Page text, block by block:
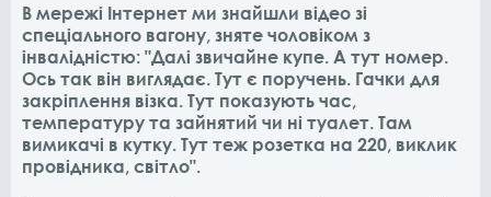
В мережі Інтернет ми знайшли відео зі
спеціального вагону, зняте чоловіком з
інвалідністю: "Далі звичайне купе. А тут номер.
Ось так він виглядає. Тут є поручень. Гачки для
закріплення візка. Тут показують час,
температуру та зайнятий чи ні туалет. Там
вимикачі в кутку. Тут теж розетка на 220, виклик
провідника, світло".